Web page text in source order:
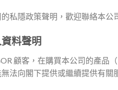
私隱政策聲明，歡迎聯絡本
料聲明
顧客，在購買本公司的產品
法向閣下提供或繼續提供有關